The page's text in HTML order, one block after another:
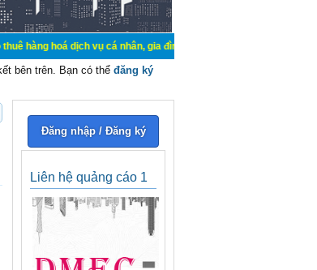
dịch vụ cá nhân, gia đình. Mua bán, ký gửi, cho thuê thiết bị hệ
bên trên. Bạn có thể đăng ký
Đăng nhập / Đăng ký
Liên hệ quảng cáo 1